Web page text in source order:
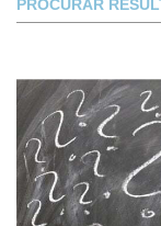
PROCURAR